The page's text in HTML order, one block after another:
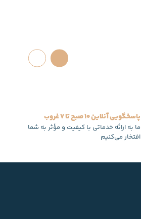
پاسخگویی آنلاین 10 صبح تا 7 غروب
ما به ارائه خدماتی با کیفیت و مؤثر به شما
افتخار می‌کنیم